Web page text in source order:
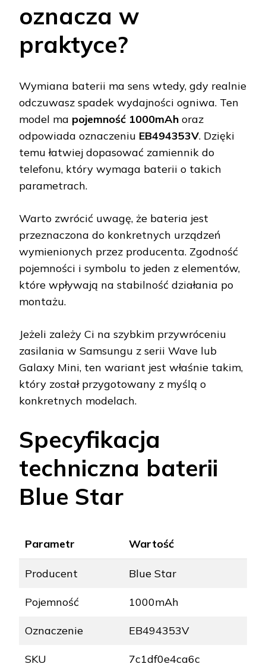
oznacza w
praktyce?
Wymiana baterii ma sens wtedy, gdy realnie
odczuwasz spadek wydajności ogniwa. Ten
model ma pojemność 1000mAh oraz
odpowiada oznaczeniu EB494353V. Dzięki
temu łatwiej dopasować zamiennik do
telefonu, który wymaga baterii o takich
parametrach.
Warto zwrócić uwagę, że bateria jest
przeznaczona do konkretnych urządzeń
wymienionych przez producenta. Zgodność
pojemności i symbolu to jeden z elementów,
które wpływają na stabilność działania po
montażu.
Jeżeli zależy Ci na szybkim przywróceniu
zasilania w Samsungu z serii Wave lub
Galaxy Mini, ten wariant jest właśnie takim,
który został przygotowany z myślą o
konkretnych modelach.
Specyfikacja
techniczna baterii
Blue Star
Parametr Wartość
Producent Blue Star
Pojemność 1000mAh
Oznaczenie EB494353V
SKU 7c1df0e4ca6c